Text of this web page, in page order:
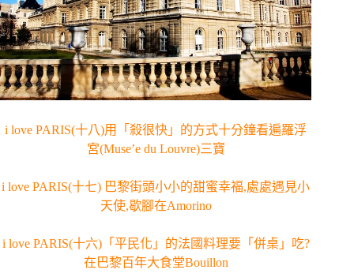
i love PARIS(十八)用「殺很快」的方式十分鐘看遍羅浮
宮(Muse’e du Louvre)三寶
i love PARIS(十七) 巴黎街頭小小的甜蜜幸福,處處遇見小
天使,歇腳在Amorino
i love PARIS(十六)「平民化」的法國料理要「併桌」吃?
在巴黎百年大食堂Bouillon